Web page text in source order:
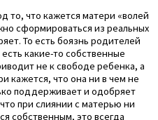
то, что кажется матери «волей
сформироваться из реальных
То есть боязнь родителей
какие-то собственные
не к свободе ребенка, а
кажется, что она ни в чем не
поддерживает и одобряет
при слиянии с матерью ни
собственным, это всегда